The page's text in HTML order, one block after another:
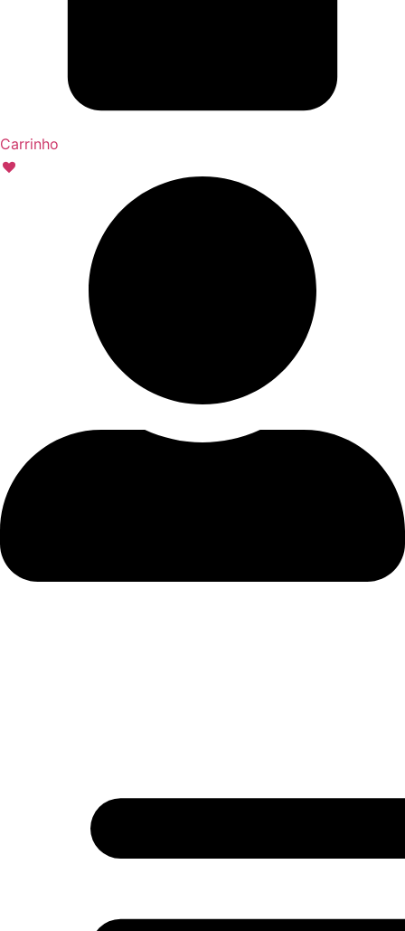
Carrinho